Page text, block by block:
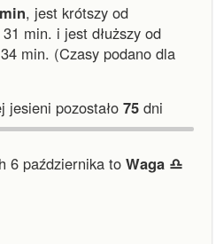
, jest krótszy od
min. i jest dłuższy od
min. (Czasy podano dla
jesieni pozostało 75 dni
6 października to Waga ♎︎